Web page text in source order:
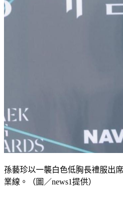
孫藝珍以一襲白色低胸長禮服出
業線。（圖／news1提供）